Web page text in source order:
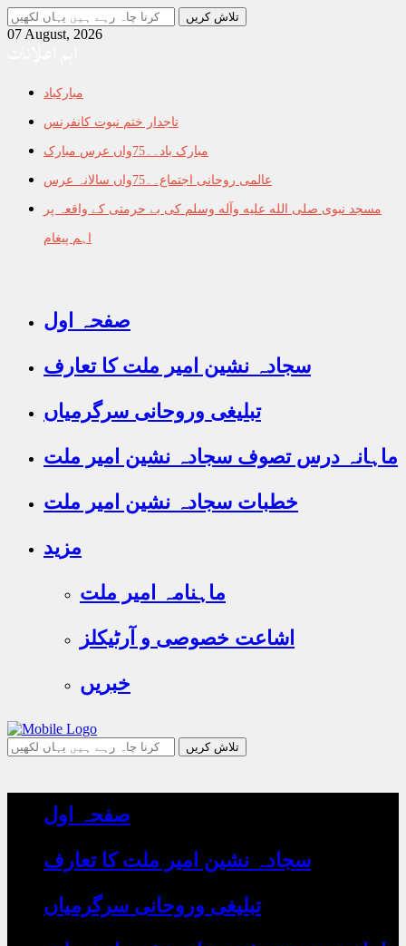
جو
تلاش
یہاں
07 August, 2026
اہم اعلانات
مبارکباد
تاجدار ختم نبوت کانفرنس
مبارک باد۔۔75واں عرس مبارک
عالمی روحانی اجتماع۔۔75واں سالانہ عرس
مسجد نبوی صلى الله عليه وآله وسلم کی بے حرمتی کے واقعہ پر
اہم پیغام
صفحہ اول
سجادہ نشین امیر ملت کا تعارف
تبلیغی وروحانی سرگرمیاں
ماہانہ درس تصوف سجادہ نشین امیر ملت
خطبات سجادہ نشین امیر ملت
مزید
ماہنامہ امیر ملت
اشاعت خصوصی و آرٹیکلز
خبریں
جو
چاہ
صفحہ اول
سجادہ نشین امیر ملت کا تعارف
تبلیغی وروحانی سرگرمیاں